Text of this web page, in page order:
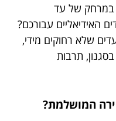
במרחק של עד
האידיאליים עבורכם?
שלא רחוקים מידי,
תרבות